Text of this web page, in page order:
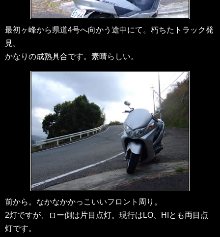
最初ヶ峰から県道4号へ向かう途中にて。朽ちたトラック発
見。
かなりの成熟具合です。素晴らしい。
前から。なかなかかっこいいフロント周り。
2灯ですが、ロー側は片目点灯。現行はLO、HIとも両目点
灯です。